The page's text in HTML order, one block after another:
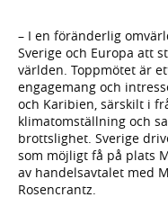
– I en föränderlig
Sverige och Europa att
världen. Toppmötet är
engagemang och
och Karibien, särskilt i
klimatomställning och
brottslighet. Sverige
som möjligt få på plats
av handelsavtalet med
Rosencrantz.